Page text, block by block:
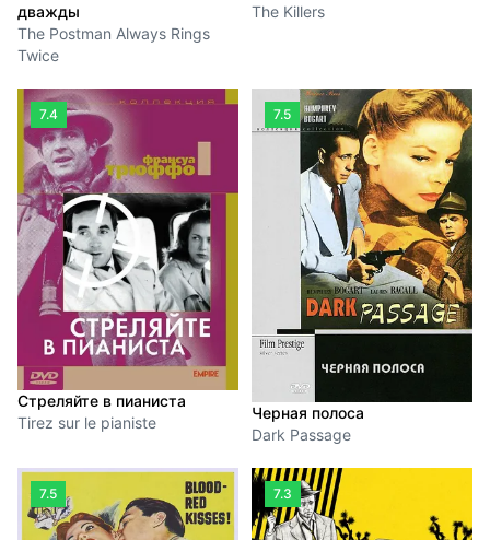
дважды
The Postman Always Rings
Twice
The Killers
7.4
Стреляйте в пианиста
Tirez sur le pianiste
7.5
Черная полоса
Dark Passage
7.5 7.3